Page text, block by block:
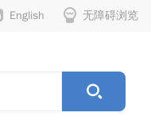
无障碍浏览
English